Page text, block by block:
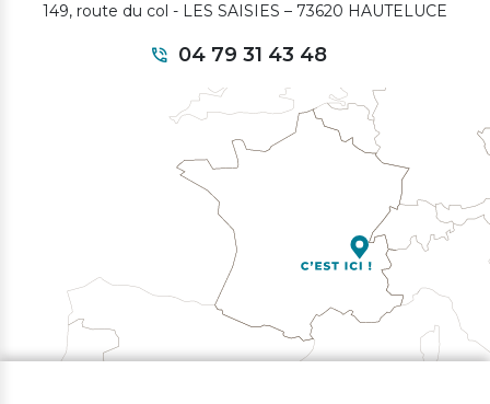
149, route du col - LES SAISIES – 73620 HAUTELUCE
04 79 31 43 48